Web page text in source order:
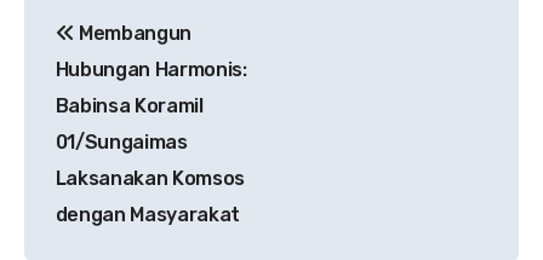
pos
Membangun
Hubungan Harmonis:
Babinsa Koramil
01/Sungaimas
Laksanakan Komsos
dengan Masyarakat